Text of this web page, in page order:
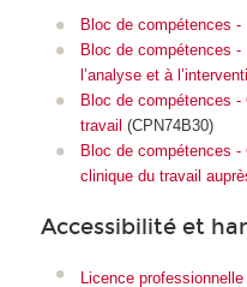
Bloc de compétences
Bloc de compétences
l’analyse et à
Bloc de compétences
travail (CPN74B30)
Bloc de compétences -
clinique du travail
Accessibilité et
Licence